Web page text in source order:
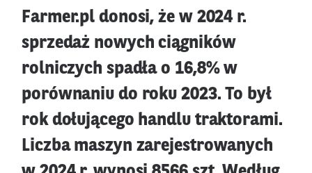
Farmer.pl donosi, że w 2024 r.
sprzedaż nowych ciągników
rolniczych spadła o 16,8% w
porównaniu do roku 2023. To był
rok dołującego handlu traktorami.
Liczba maszyn zarejestrowanych